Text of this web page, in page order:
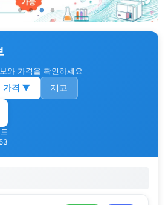
와 가격을 확인하세요
가격 ▼ 재고